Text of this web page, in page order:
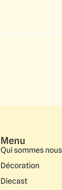
Menu
Qui sommes
Décoration
Diecast